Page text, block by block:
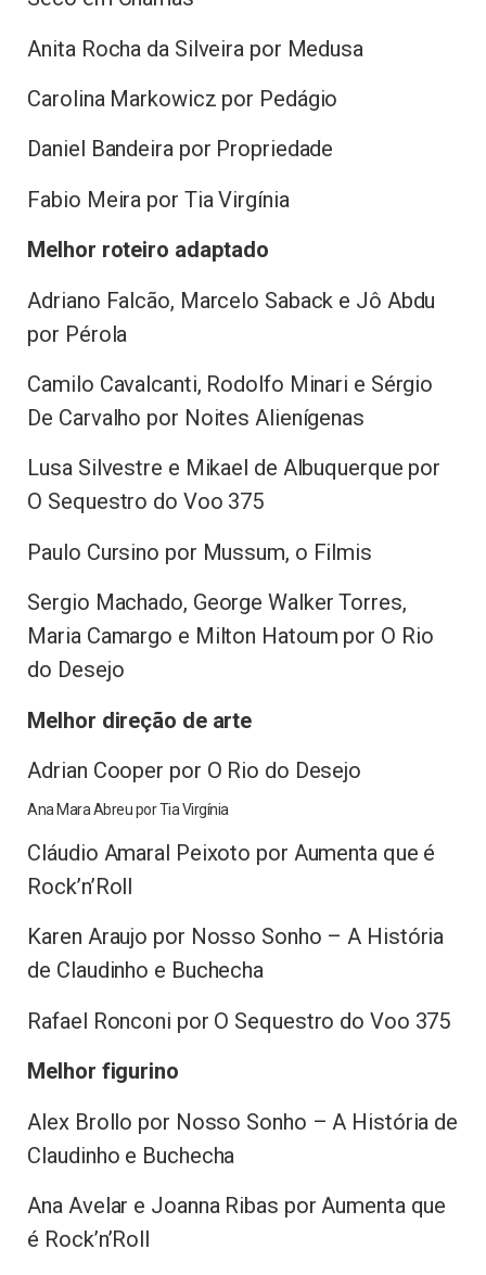
Anita Rocha da Silveira por Medusa
Carolina Markowicz por Pedágio
Daniel Bandeira por Propriedade
Fabio Meira por Tia Virgínia
Melhor roteiro adaptado
Adriano Falcão, Marcelo Saback e Jô Abdu
por Pérola
Camilo Cavalcanti, Rodolfo Minari e Sérgio
De Carvalho por Noites Alienígenas
Lusa Silvestre e Mikael de Albuquerque por
O Sequestro do Voo 375
Paulo Cursino por Mussum, o Filmis
Sergio Machado, George Walker Torres,
Maria Camargo e Milton Hatoum por O Rio
do Desejo
Melhor direção de arte
Adrian Cooper por O Rio do Desejo
Ana Mara Abreu por Tia Virgínia
Cláudio Amaral Peixoto por Aumenta que é
Rock’n’Roll
Karen Araujo por Nosso Sonho – A História
de Claudinho e Buchecha
Rafael Ronconi por O Sequestro do Voo 375
Melhor figurino
Alex Brollo por Nosso Sonho – A História de
Claudinho e Buchecha
Ana Avelar e Joanna Ribas por Aumenta que
é Rock’n’Roll